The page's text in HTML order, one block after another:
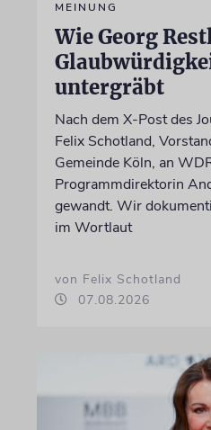
MEINUNG
Wie Georg
untergräbt
Nach dem X-Post des
Felix Schotland,
Gemeinde Köln, an
Programmdirektorin
gewandt. Wir
im Wortlaut
von Felix Schotland
07.08.2026